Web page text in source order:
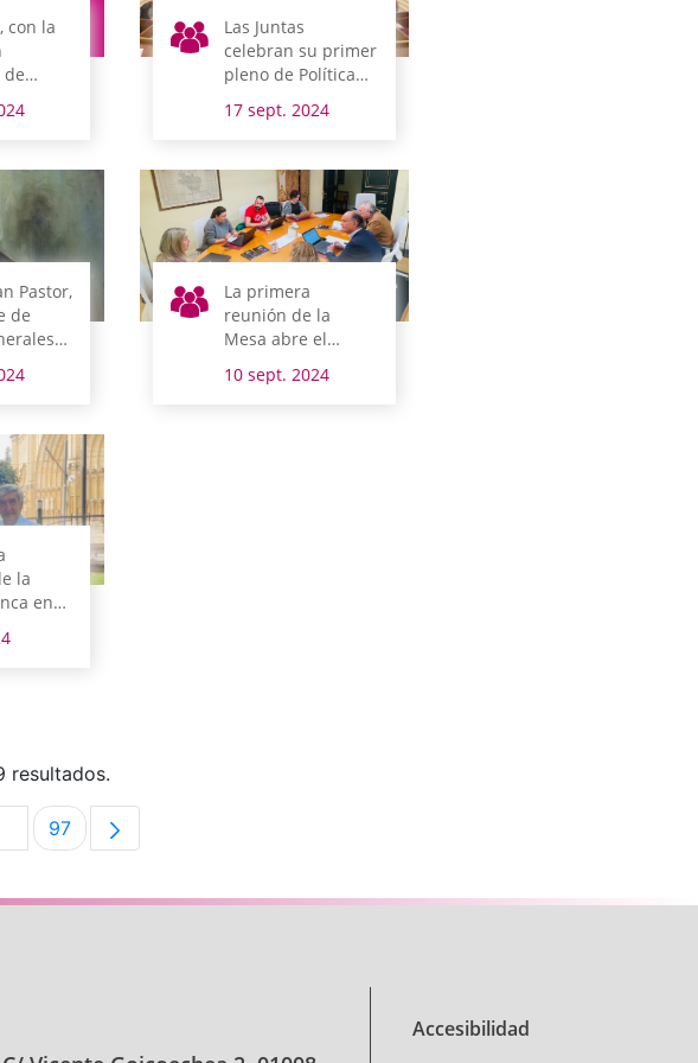
con la
de
Las Juntas
celebran su primer
pleno de Política
que viene
17 sept. 2024
Pastor,
de
La primera
reunión de la
Mesa abre el
sesiones de Juntas
10 sept. 2024
la
en
fiestas
resultados.
intermedias Use TAB para desplazarse.
Página
97
Accesibilidad